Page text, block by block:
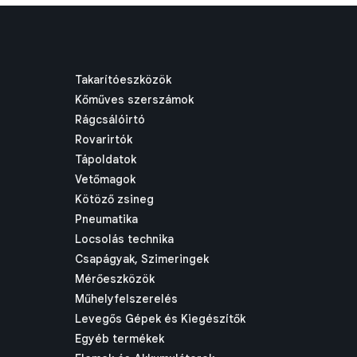
Takarítóeszközök
Kőműves szerszámok
Rágcsálóirtó
Rovarirtók
Tápoldatok
Vetőmagok
Kötöző zsineg
Pneumatika
Locsolás technika
Csapágyak, Szimeringek
Mérőeszközök
Műhelyfelszerelés
Levegős Gépek és Kiegészítők
Egyéb termékek